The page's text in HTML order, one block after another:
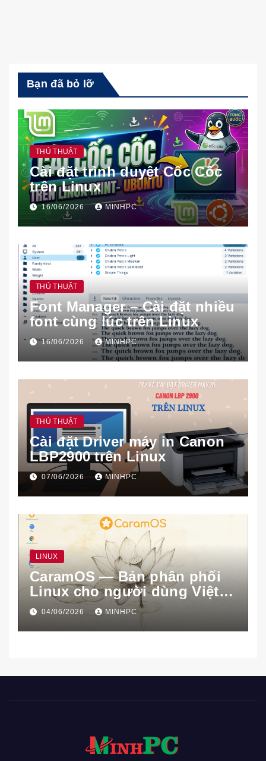
Bạn đã bỏ lỡ
THỦ THUẬT
Cài đặt trình duyệt Cốc Cốc
trên Linux
16/06/2026 MINHPC
THỦ THUẬT
Font Manager – Cài đặt nhiều
font cùng lúc trên Linux
16/06/2026 MINHPC
THỦ THUẬT
Cài đặt Driver máy in Canon
LBP2900 trên Linux
07/06/2026 MINHPC
LINUX
CaramOS — Bản phân phối
Linux cho người dùng Việt
Nam
04/06/2026 MINHPC